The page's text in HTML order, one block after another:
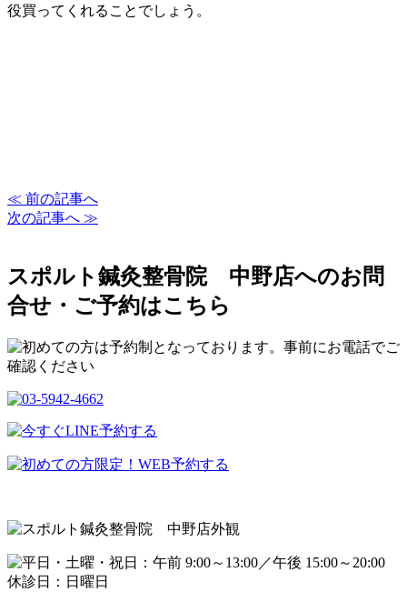
役買ってくれることでしょう。
≪ 前の記事へ
次の記事へ ≫
スポルト鍼灸整骨院 中野店へのお問
合せ・ご予約はこちら